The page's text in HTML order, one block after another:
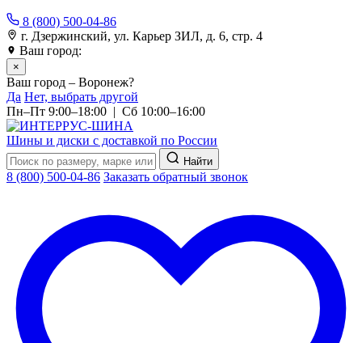
8 (800) 500-04-86
г. Дзержинский, ул. Карьер ЗИЛ, д. 6, стр. 4
Ваш город:
×
Ваш город – Воронеж?
Да Нет, выбрать другой
Пн–Пт 9:00–18:00 | Сб 10:00–16:00
Шины и диски с доставкой по России
Найти
8 (800) 500-04-86 Заказать обратный звонок